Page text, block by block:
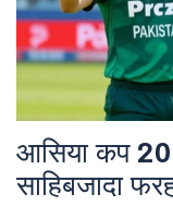
आसिया कप
साहिबजादा